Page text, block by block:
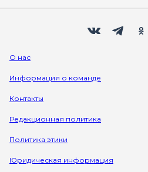
О нас
Информация о команде
Контакты
Редакционная политика
Политика этики
Юридическая информация